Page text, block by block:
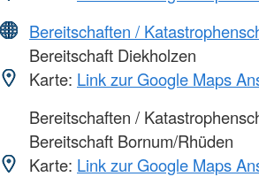
Bereitschaften /
Bereitschaft Diekholzen
Karte: Link zur Google Maps
Bereitschaften /
Bereitschaft Bornum/Rhüden
Karte: Link zur Google Maps